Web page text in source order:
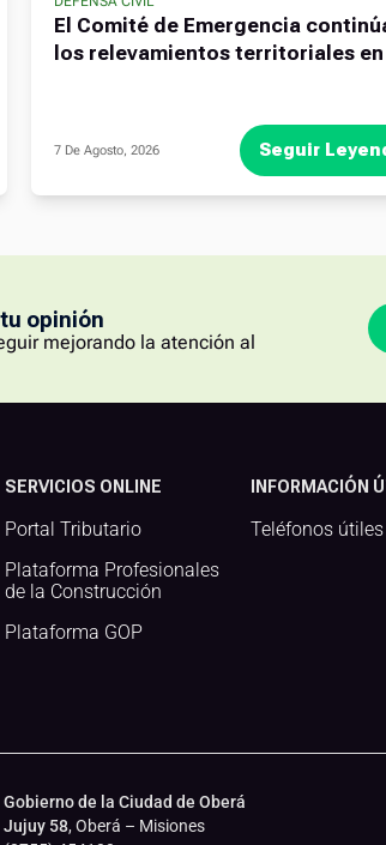
El Comité de Emergencia
los relevamientos territoriales en
7 De Agosto, 2026 Seguir
opinión
mejorando la atención al
SERVICIOS ONLINE
Portal Tributario
Plataforma Profesionales
de la Construcción
Plataforma GOP
INFORMACIÓN
Teléfonos útiles
Gobierno de la Ciudad de Oberá
Jujuy 58, Oberá – Misiones